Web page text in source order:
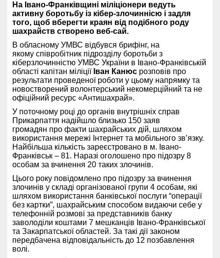
На Івано-Франківщині міліціонери ведуть
активну боротьбу із кібер-злочиннісю і задля
того, щоб вберегти краян від подібного роду
шахрайств створено веб-сай.
В обласному УМВС відбувся брифінг, на
якому співробітник підрозділу боротьби з
кіберзлочинністю УМВС України в Івано-Франківській
області капітан міліції Іван Канюс розповів про
результати проведеної роботи у цьому напрямку та
новостворений волонтерський некомерційний та не
офіційний ресурс «Антишахрай».
У поточному році до органів внутрішніх справ
Прикарпаття надійшло близько 150 заяв
громадян про факти шахрайських дій, шляхом
використання мережі Інтернет та мобільного зв’язку.
Найбільша кількість зареєстровано в м. Івано-
Франківськ – 81. Наразі оголошено про підозру 8
особам за вчинення 20 таких злочинів.
Цього року повідомлено про підозру за вчинення
злочинів у складі організованої групи 4 особам, які
шляхом використання банківської послуги “операції
без картки”, шахрайським способом видаючи себе у
телефонній розмові за представників банку
заволоділи коштами 7 мешканців Івано-Франківської
та Закарпатської областей. За такі дії законом
передбачена відповідальність до 12 позбавлення
волі.